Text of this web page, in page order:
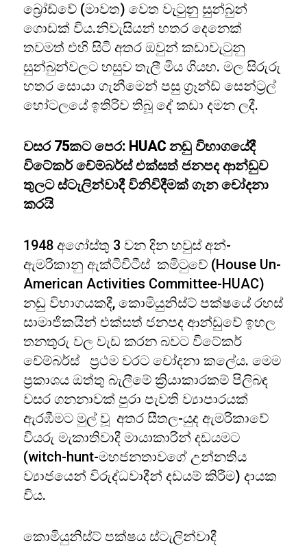
බ්‍රෝඩ්වේ (මාවත) වෙත වැටුනු සුන්බුන්
ගොඩක් විය.නිවැසියන් හතර දෙනෙක්
තවමත් එහි සිටි අතර ඔවුන් කඩාවැටුනු
සුන්බුන්වලට හසුව තැලී මිය ගියහ. මල සිරුරු
හතර සොයා ගැනීමෙන් පසු ග්‍රෑන්ඩ් සෙන්ට්‍රල්
හෝටලයේ ඉතිරිව තිබූ දේ කඩා දමන ලදී.
වසර 75කට පෙර: HUAC නඩු විභාගයේදී
විටේකර් චේම්බර්ස් එක්සත් ජනපද ආන්ඩුව
තුලට ස්ටැලින්වාදී විනිවිදීමක් ගැන චෝදනා
කරයි
1948 අගෝස්තු 3 වන දින හවුස් අන්-
ඇමරිකානු ඇක්ටිවිටීස් කමිටුවේ (House Un-
American Activities Committee-HUAC)
නඩු විභාගයකදී, කොමියුනිස්ට් පක්ෂයේ රහස්
සාමාජිකයින් එක්සත් ජනපද ආන්ඩුවේ ඉහල
තනතුරු වල වැඩ කරන බවට විටේකර්
චේම්බර්ස් ප්‍රථම වරට චෝදනා කලේය. මෙම
ප්‍රකාශය ඔත්තු බැලීමේ ක්‍රියාකාරකම් පිලිබඳ
වසර ගනනාවක් පුරා පැවති ව්‍යාපාරයක්
ඇරඹීමට මුල් වූ අතර සීතල-යුද ඇමරිකාවේ
වියරු මැකාතිවාදී මායාකාරින් දඩයමට
(witch-hunt-මහජනතාවගේ උන්නතිය
ව්‍යාජයෙන් විරුද්ධවාදීන් දඩයම් කිරීම) දායක
විය.
කොමියුනිස්ට් පක්ෂය ස්ටැලින්වාදී